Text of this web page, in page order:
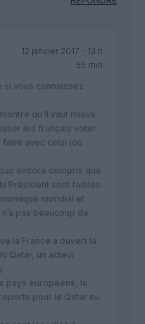
12 janvier 2017 - 13 h
55 min
si vous connaissez
qu’il vaut mieux
les français voter.
faire avec celui (ou
encore compris que
Président sont faibles.
mondial et
pas beaucoup de
la France a ouvert la
Qatar, un acteur
pays européens, la
pour le Qatar ou